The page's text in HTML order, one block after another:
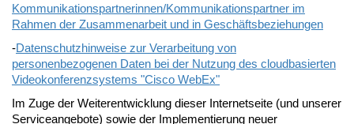
Kommunikationspartnerinnen/Kommunikationspartner im
Rahmen der Zusammenarbeit und in Geschäftsbeziehungen
-Datenschutzhinweise zur Verarbeitung von
personenbezogenen Daten bei der Nutzung des cloudbasierten
Videokonferenzsystems "Cisco WebEx"
Im Zuge der Weiterentwicklung dieser Internetseite (und unserer
Serviceangebote) sowie der Implementierung neuer